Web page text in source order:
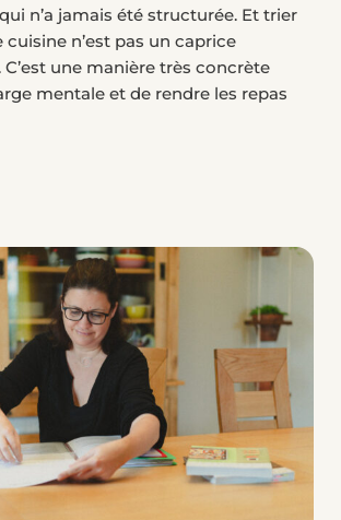
n’a jamais été structurée. Et trier
cuisine n’est pas un caprice
C’est une manière très concrète
mentale et de rendre les repas